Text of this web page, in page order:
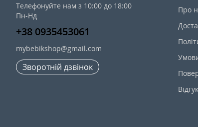
Телефонуйте нам з 10:00 до 18:00
Пн-Нд
+38 0935453061
mybebikshop@gmail.com
Зворотній дзвінок
Про